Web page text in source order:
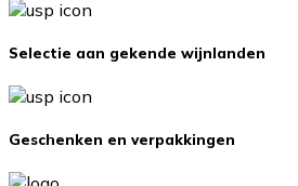
Selectie aan gekende wijnlanden
Geschenken en verpakkingen